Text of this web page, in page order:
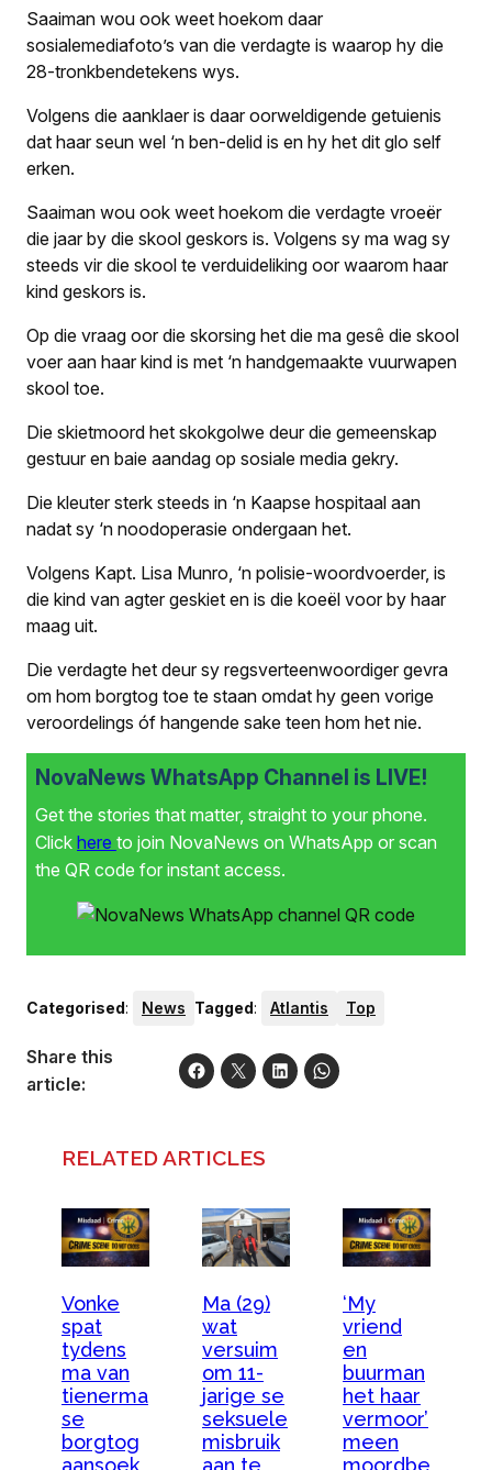
Saaiman wou ook weet hoekom daar
sosialemediafoto’s van die verdagte is waarop hy die
28-tronkbendetekens wys.
Volgens die aanklaer is daar oorweldigende getuienis
dat haar seun wel ‘n ben-delid is en hy het dit glo self
erken.
Saaiman wou ook weet hoekom die verdagte vroeër
die jaar by die skool geskors is. Volgens sy ma wag sy
steeds vir die skool te verduideliking oor waarom haar
kind geskors is.
Op die vraag oor die skorsing het die ma gesê die skool
voer aan haar kind is met ‘n handgemaakte vuurwapen
skool toe.
Die skietmoord het skokgolwe deur die gemeenskap
gestuur en baie aandag op sosiale media gekry.
Die kleuter sterk steeds in ‘n Kaapse hospitaal aan
nadat sy ‘n noodoperasie ondergaan het.
Volgens Kapt. Lisa Munro, ‘n polisie-woordvoerder, is
die kind van agter geskiet en is die koeël voor by haar
maag uit.
Die verdagte het deur sy regsverteenwoordiger gevra
om hom borgtog toe te staan omdat hy geen vorige
veroordelings óf hangende sake teen hom het nie.
NovaNews WhatsApp Channel is LIVE!
Get the stories that matter, straight to your phone.
Click here to join NovaNews on WhatsApp or scan
the QR code for instant access.
Categorised: News Tagged: Atlantis Top
Share this
article:
RELATED ARTICLES
Vonke
spat
tydens
ma van
tienerma
se
borgtog
aansoek
Ma (29)
wat
versuim
om 11-
jarige se
seksuele
misbruik
aan te
‘My
vriend
en
buurman
het haar
vermoor’
meen